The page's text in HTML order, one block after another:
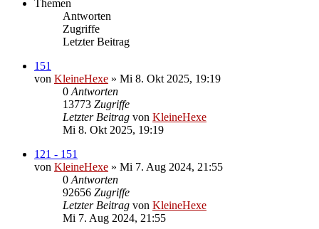
Themen
Antworten
Zugriffe
Letzter Beitrag
151
von KleineHexe » Mi 8. Okt 2025, 19:19
0 Antworten
13773 Zugriffe
Letzter Beitrag von KleineHexe
Mi 8. Okt 2025, 19:19
121 - 151
von KleineHexe » Mi 7. Aug 2024, 21:55
0 Antworten
92656 Zugriffe
Letzter Beitrag von KleineHexe
Mi 7. Aug 2024, 21:55